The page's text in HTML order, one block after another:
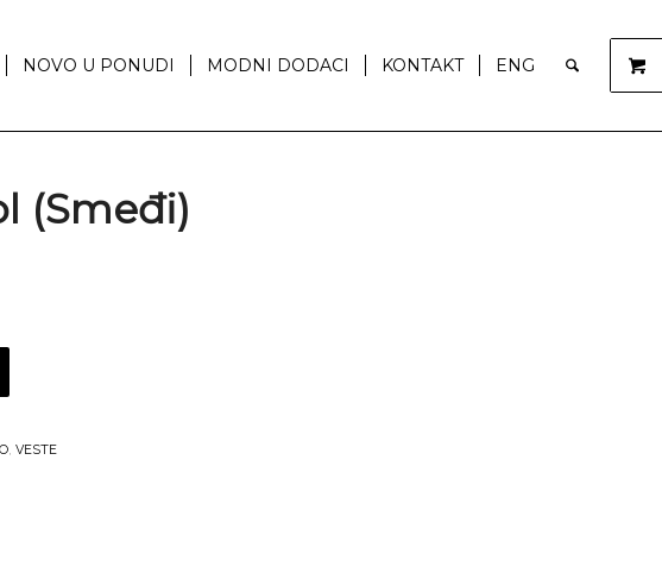
NOVO U PONUDI MODNI DODACI KONTAKT ENG
(Smeđi)
, VESTE